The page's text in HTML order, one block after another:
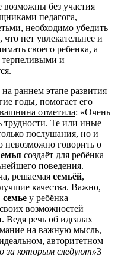
возможны без участия
педагога,
необходимо убедить
нет увлекательнее и
своего ребенка, а
терпеливыми и
на раннем этапе развития
годы, помогает его
отметила: «Очень
трудности. Те или иные
послушания, но и
невозможно говорить о
создаёт для ребёнка
поведения.
решаемая семьёй,
качества. Важно,
семье у ребёнка
возможностей
Ведя речь об идеалах
на важную мысль,
авторитетном
за которым следуют»3